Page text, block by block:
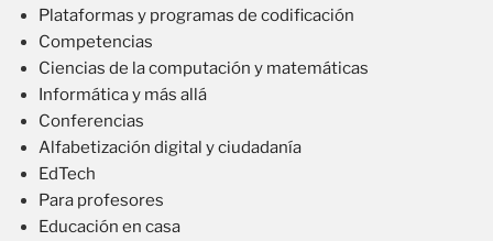
Plataformas y programas de codificación
Competencias
Ciencias de la computación y matemáticas
Informática y más allá
Conferencias
Alfabetización digital y ciudadanía
EdTech
Para profesores
Educación en casa